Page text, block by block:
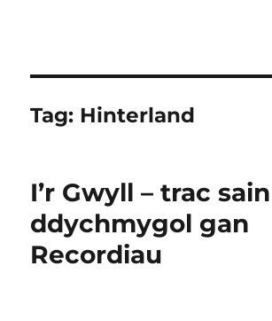
Tag: Hinterland
I’r Gwyll – trac sain
ddychmygol gan
Recordiau